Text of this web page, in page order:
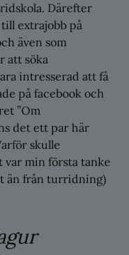
Därefter
extrajobb på
även som
att söka
intresserad att få
på facebook och
”Om
det ett par här
skulle
var min första tanke
än från turridning)